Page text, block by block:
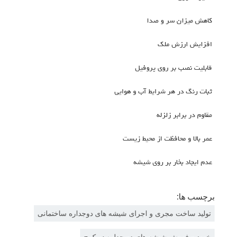
کاهش میزان سر و صدا
افزایش ارزش ملک
قابلیت نصب بر روی پروفیل
ثبات رنگ در هر شرایط آب و هوایی
مقاوم در برابر زلزله
عمر بالا و محافظت از محیط زیست
عدم ایجاد بخار بر روی شیشه
برچسب ها:
تولید ساخت مجری و اجرای شیشه های دوجداره ساختمانی